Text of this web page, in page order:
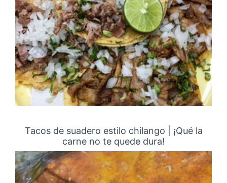
Tacos de suadero estilo chilango | ¡Qué la
carne no te quede dura!